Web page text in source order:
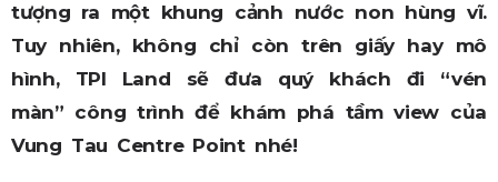
tượng ra một khung cảnh nước non hùng vĩ.
Tuy nhiên, không chỉ còn trên giấy hay mô
hình, TPI Land sẽ đưa quý khách đi “vén
màn” công trình để khám phá tầm view của
Vung Tau Centre Point nhé!